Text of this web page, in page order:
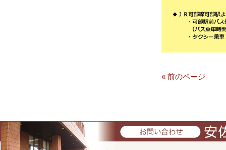
« 前のページ